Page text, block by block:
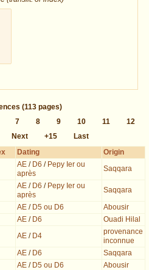
(113 pages)
7 8 9 10 11
12
Next +15
Last
Dating
Origin
AE / D6 / Pepy Ier ou
après
Saqqara
AE / D6 / Pepy Ier ou
après
Saqqara
AE / D5 ou D6
Abousir
AE / D6
Ouadi Hilal
AE / D4
provenance
inconnue
AE / D6
Saqqara
AE / D5 ou D6
Abousir